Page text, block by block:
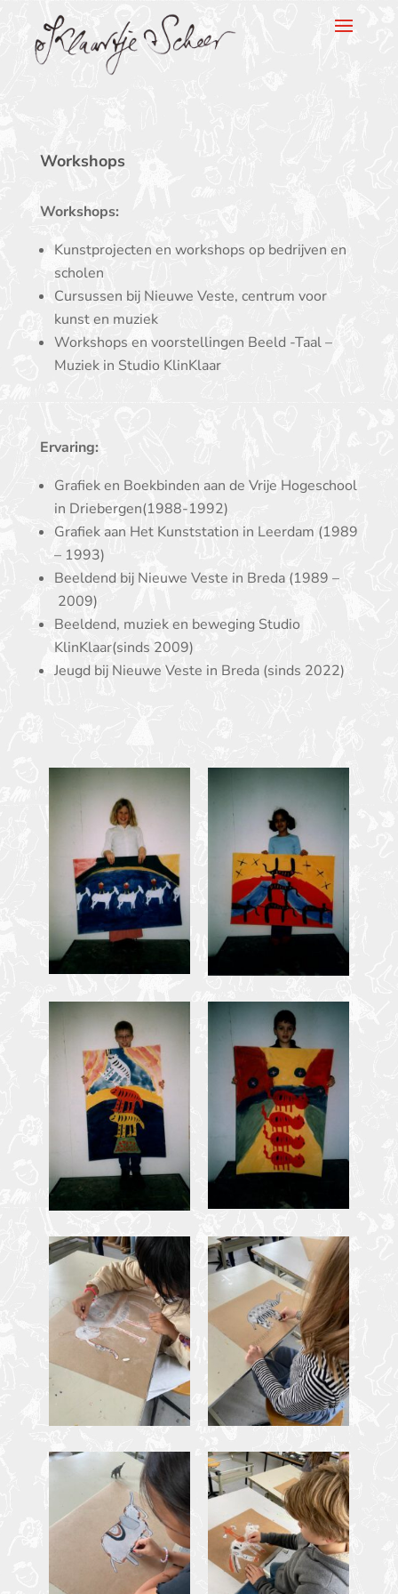
Klaartje Scheer
Workshops
Workshops:
Kunstprojecten en workshops op bedrijven en
scholen
Cursussen bij Nieuwe Veste, centrum voor
kunst en muziek
Workshops en voorstellingen Beeld -Taal –
Muziek in Studio KlinKlaar
Ervaring:
Grafiek en Boekbinden aan de Vrije Hogeschool
in Driebergen(1988-1992)
Grafiek aan Het Kunststation in Leerdam (1989
– 1993)
Beeldend bij Nieuwe Veste in Breda (1989 –
2009)
Beeldend, muziek en beweging Studio
KlinKlaar(sinds 2009)
Jeugd bij Nieuwe Veste in Breda (sinds 2022)